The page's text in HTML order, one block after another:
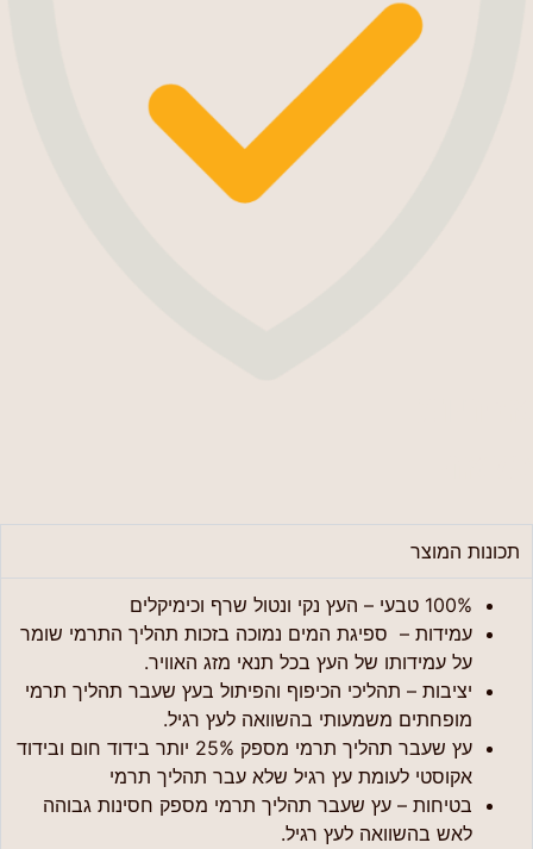
תכונות המוצר
100% טבעי – העץ נקי ונטול שרף וכימיקלים
עמידות – ספיגת המים נמוכה בזכות תהליך התרמי שומר
על עמידותו של העץ בכל תנאי מזג האוויר.
יציבות – תהליכי הכיפוף והפיתול בעץ שעבר תהליך תרמי
מופחתים משמעותי בהשוואה לעץ רגיל.
עץ שעבר תהליך תרמי מספק 25% יותר בידוד חום ובידוד
אקוסטי לעומת עץ רגיל שלא עבר תהליך תרמי
בטיחות – עץ שעבר תהליך תרמי מספק חסינות גבוהה
לאש בהשוואה לעץ רגיל.